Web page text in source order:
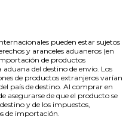
pueden estar sujetos
y aranceles aduaneros (en
de productos
del destino de envío. Los
de productos extranjeros varían
país de destino. Al comprar en
asegurarse de que el producto se
y de los impuestos,
de importación.